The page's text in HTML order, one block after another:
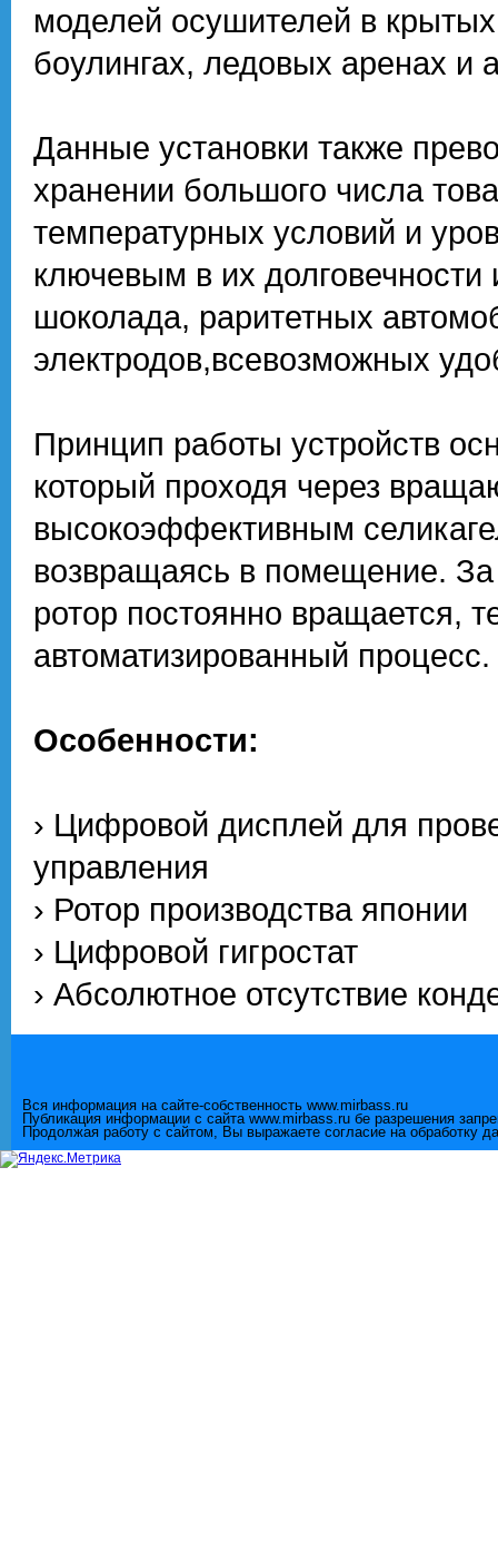
моделей осушителей в
боулингах, ледовых аренах и
Данные установки также
хранении большого числа
температурных условий и
ключевым в их
шоколада, раритетных
электродов,всевозможных
Принцип работы устройств
который проходя через
высокоэффективным
возвращаясь в помещение. За
ротор постоянно вращается,
автоматизированный процесс.
Особенности:
› Цифровой дисплей для
управления
› Ротор производства японии
› Цифровой гигростат
› Абсолютное отсутствие
Вся информация на сайте-собственность www.mirbass.ru
Публикация информации с сайта www.mirbass.ru бе разрешения
Продолжая работу с сайтом, Вы выражаете согласие на обработку